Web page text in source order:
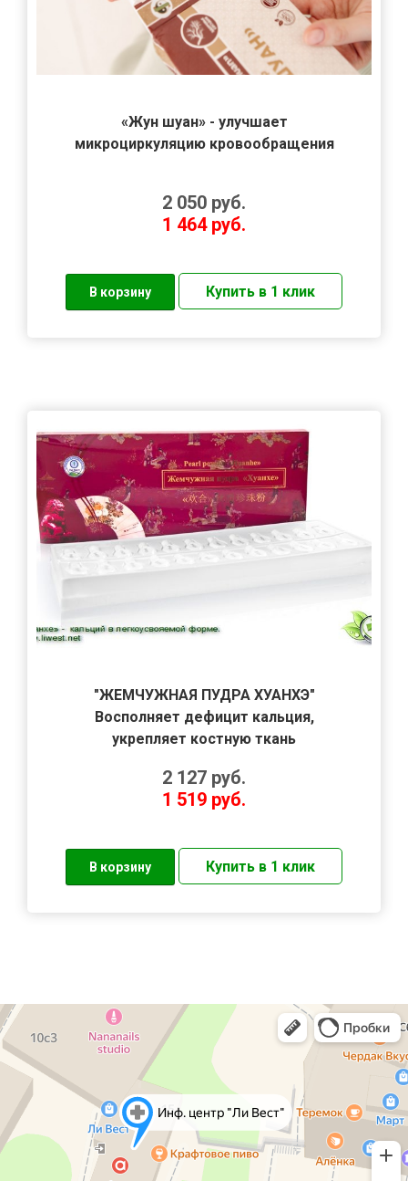
«Жун шуан» - улучшает
микроциркуляцию кровообращения
2 050 руб.
1 464 руб.
"ЖЕМЧУЖНАЯ ПУДРА ХУАНХЭ"
Восполняет дефицит кальция,
укрепляет костную ткань
2 127 руб.
1 519 руб.